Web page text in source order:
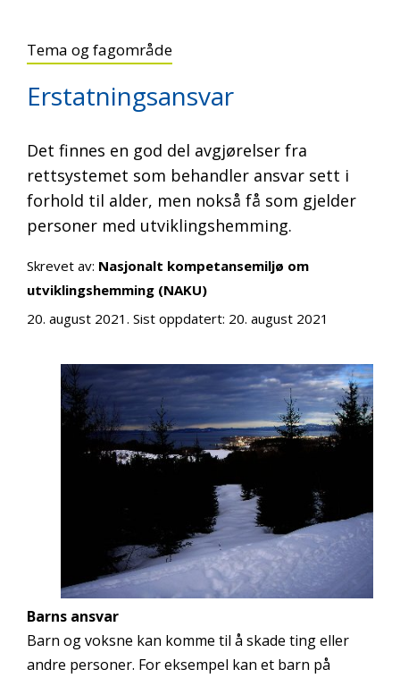
Tema og fagområde
Erstatningsansvar
Det finnes en god del avgjørelser fra
rettsystemet som behandler ansvar sett i
forhold til alder, men nokså få som gjelder
personer med utviklingshemming.
Skrevet av: Nasjonalt kompetansemiljø om
utviklingshemming (NAKU)
20. august 2021 . Sist oppdatert: 20. august 2021
Barns ansvar
Barn og voksne kan komme til å skade ting eller
andre personer. For eksempel kan et barn på